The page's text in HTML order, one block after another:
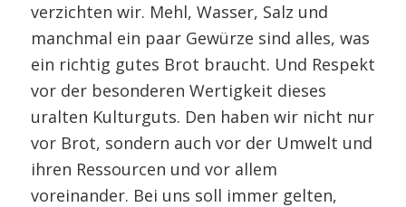
verzichten wir. Mehl, Wasser, Salz und
manchmal ein paar Gewürze sind alles, was
ein richtig gutes Brot braucht. Und Respekt
vor der besonderen Wertigkeit dieses
uralten Kulturguts. Den haben wir nicht nur
vor Brot, sondern auch vor der Umwelt und
ihren Ressourcen und vor allem
voreinander. Bei uns soll immer gelten,